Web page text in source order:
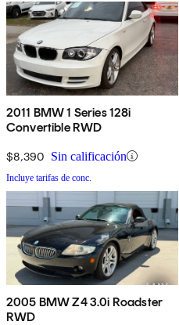
2011 BMW 1 Series 128i
Convertible RWD
$8,390 Sin calificación
Incluye tarifas de conc.
2005 BMW Z4 3.0i Roadster
RWD